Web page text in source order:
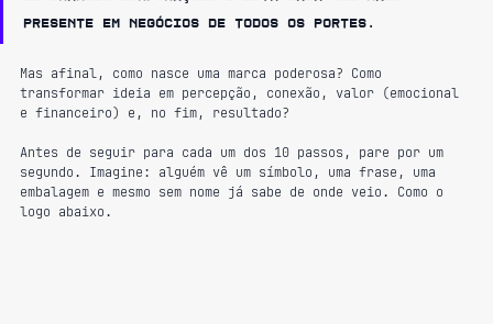
presente em negócios de todos os portes.
Mas afinal, como nasce uma marca poderosa? Como
transformar ideia em percepção, conexão, valor (emocional
e financeiro) e, no fim, resultado?
Antes de seguir para cada um dos 10 passos, pare por um
segundo. Imagine: alguém vê um símbolo, uma frase, uma
embalagem e mesmo sem nome já sabe de onde veio. Como o
logo abaixo.